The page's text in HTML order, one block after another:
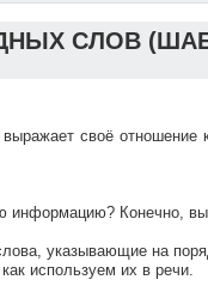
СЛОВ
своё отношение
информацию? Конечно, вы
указывающие на
используем их в речи.